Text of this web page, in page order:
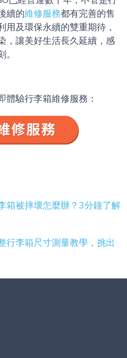
續的維修服務都有完善的售
用及環保永續的雙重期待，
，讓美好生活長久延續，感
體驗行李箱維修服務：
箱被摔壞怎麼辦？3分鐘了解
行李箱尺寸測量教學，挑出